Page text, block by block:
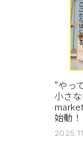
“やっ
小さ
始動！